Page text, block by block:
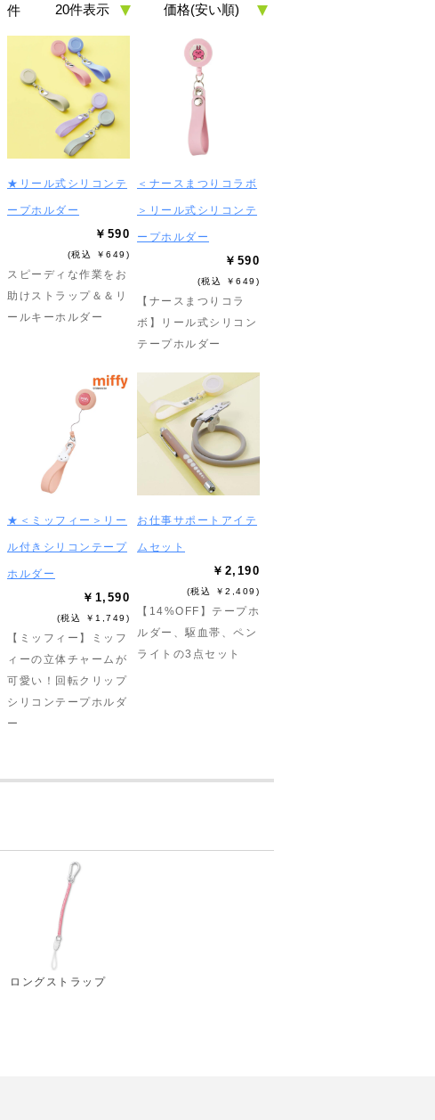
件
★リール式シリコンテ
ープホルダー
￥590
(税込 ￥649)
スピーディな作業をお
助けストラップ＆＆リ
ールキーホルダー
＜ナースまつりコラボ
＞リール式シリコンテ
ープホルダー
￥590
(税込 ￥649)
【ナースまつりコラ
ボ】リール式シリコン
テープホルダー
★＜ミッフィー＞リー
ル付きシリコンテープ
ホルダー
￥1,590
(税込 ￥1,749)
【ミッフィー】ミッフ
ィーの立体チャームが
可愛い！回転クリップ
シリコンテープホルダ
ー
お仕事サポートアイテ
ムセット
￥2,190
(税込 ￥2,409)
【14%OFF】テープホ
ルダー、駆血帯、ペン
ライトの3点セット
ロングストラップ